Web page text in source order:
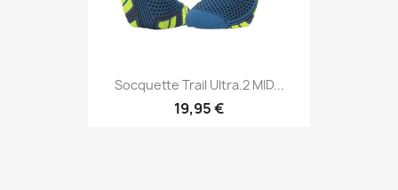
Socquette Trail Ultra.2 MID...
19,95 €